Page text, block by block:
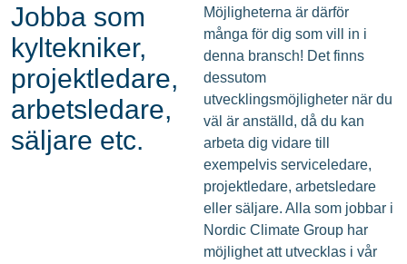
Jobba som
kyltekniker,
projektledare,
arbetsledare,
säljare etc.
Möjligheterna är därför
många för dig som vill in i
denna bransch! Det finns
dessutom
utvecklingsmöjligheter när du
väl är anställd, då du kan
arbeta dig vidare till
exempelvis serviceledare,
projektledare, arbetsledare
eller säljare. Alla som jobbar i
Nordic Climate Group har
möjlighet att utvecklas i vår